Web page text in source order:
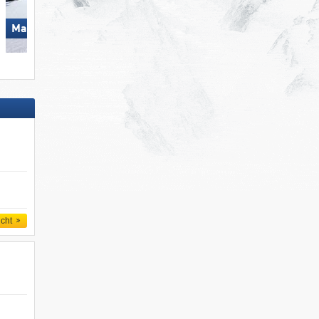
Mayrhofen (Mountopolis)
Skicircus Saalbach
Leogang Fieberbrunn